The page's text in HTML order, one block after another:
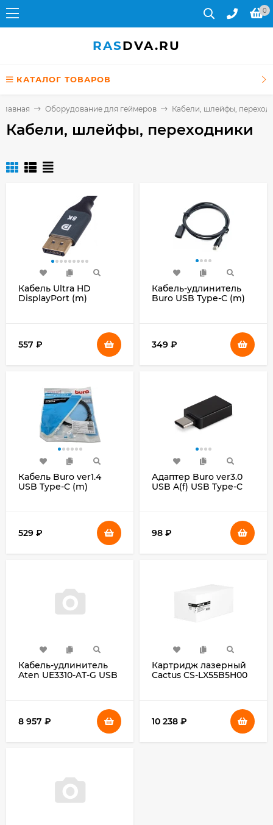
0
RASDVA.RU
КАТАЛОГ ТОВАРОВ
Главная Оборудование для геймеров Кабели, шлейфы,
Кабели, шлейфы, переходники
Кабель Ultra HD
DisplayPort (m)
557 ₽
Кабель-удлинитель
Buro USB Type-C (m)
349 ₽
Кабель Buro ver1.4
USB Type-C (m)
529 ₽
Адаптер Buro ver3.0
USB A(f) USB Type-C
98 ₽
Кабель-удлинитель
Aten UE3310-AT-G USB
8 957 ₽
Картридж лазерный
Cactus CS-LX55B5H00
10 238 ₽